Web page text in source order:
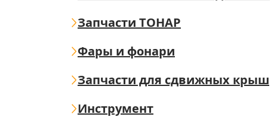
Запчасти ТОНАР
Фары и фонари
Запчасти для сдвижных крыш
Инструмент